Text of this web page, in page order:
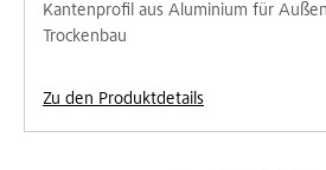
Kantenprofil aus Aluminium für
Trockenbau
Zu den Produktdetails